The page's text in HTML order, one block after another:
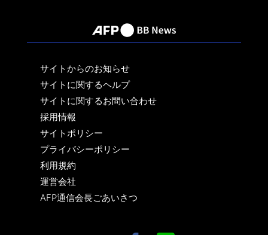
サイトからのお知らせ
サイトに関するヘルプ
サイトに関するお問い合わせ
採用情報
サイトポリシー
プライバシーポリシー
利用規約
運営会社
AFP通信会長ごあいさつ